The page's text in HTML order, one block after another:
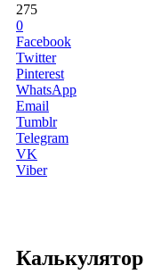
275
0
Facebook
Twitter
Pinterest
WhatsApp
Email
Tumblr
Telegram
VK
Viber